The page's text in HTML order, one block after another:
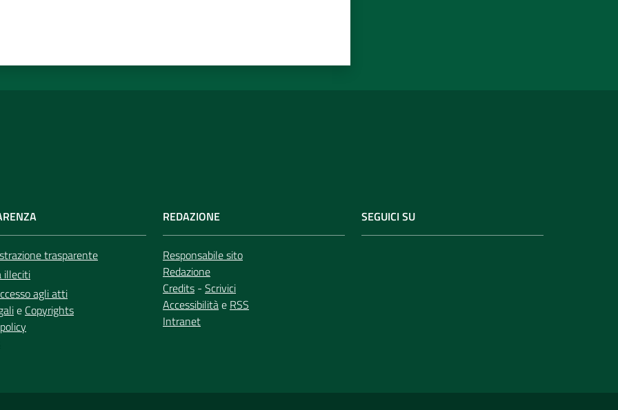
trasparente
illeciti
agli atti
e Copyrights
REDAZIONE
Responsabile sito
Redazione
Credits - Scrivici
Accessibilitàe RSS
Intranet
SEGUICI SU